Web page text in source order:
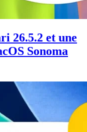
26.5.2 et une
Sonoma